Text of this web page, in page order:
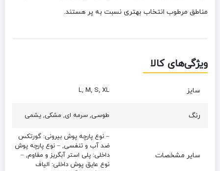
مناطق مرطوب انتخاب بهتری نسبت به پر هستند.
ویژگی‌های کالا
سایز L, M, S, XL
رنگ طوسی, سرمه ای, مشکی, یشمی
سایر مشخصات
– نوع پارچه پوش بیرونی: گورتکس
ضد آب و تنفسی, – نوع پارچه پوش
داخلی: پلی استر آبگریز و مقاوم, –
نوع عایق پوش داخلی: الیاف